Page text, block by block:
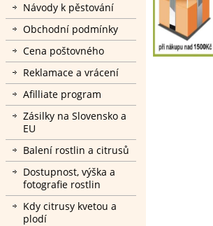
Návody k pěstování
Obchodní podmínky
Cena poštovného
Reklamace a vrácení
Afilliate program
Zásilky na Slovensko a
EU
Balení rostlin a citrusů
Dostupnost, výška a
fotografie rostlin
Kdy citrusy kvetou a
plodí